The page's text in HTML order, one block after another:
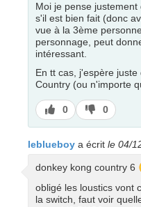
Moi je pense
s'il est bien fait (donc
vue à la 3ème
personnage, peut
intéressant.
En tt cas, j'espère
Country (ou n'importe
J’aime
0
J’aime
pas
0
leblueboy a écrit le 04/
donkey kong country 6
obligé les loustics vont
la switch, faut voir